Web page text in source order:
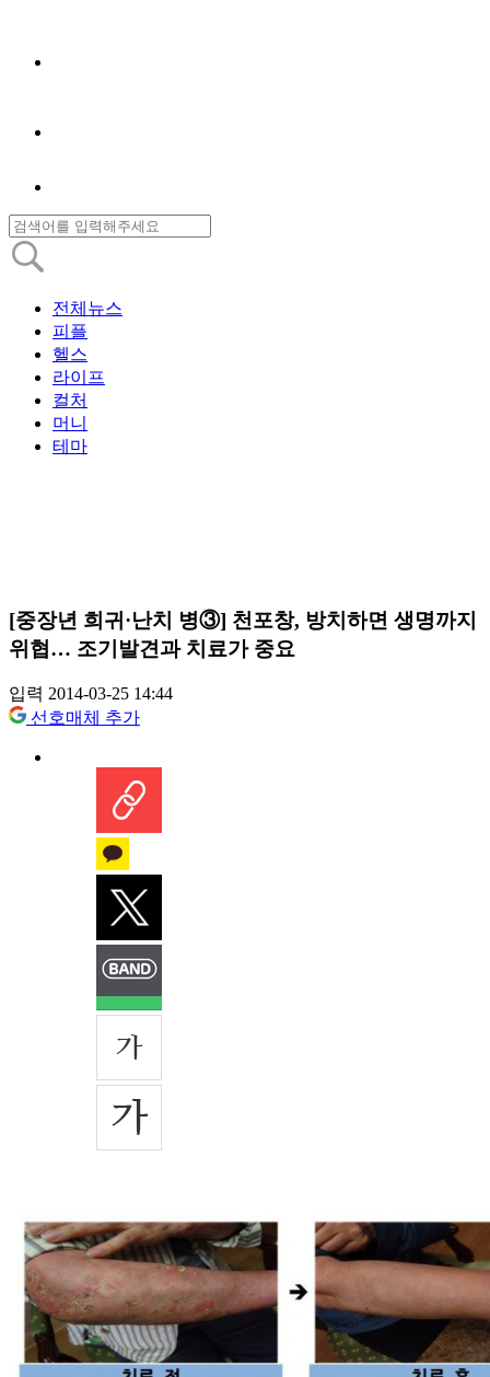
전체뉴스
피플
헬스
라이프
컬처
머니
테마
[중장년 희귀·난치 병③] 천포창, 방치하면 생명까지
위협… 조기발견과 치료가 중요
입력 2014-03-25 14:44
선호매체 추가